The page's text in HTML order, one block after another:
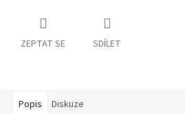
ZEPTAT SE SDÍLET
Popis Diskuze